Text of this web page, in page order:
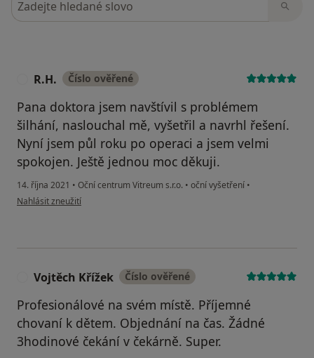
R.H. Číslo ověřené
Pana doktora jsem navštívil s problémem
šilhání, naslouchal mě, vyšetřil a navrhl řešení.
Nyní jsem půl roku po operaci a jsem velmi
spokojen. Ještě jednou moc děkuji.
14. října 2021 • Oční centrum Vitreum s.r.o. • oční vyšetření •
podle názoru uživatele R.H.
Nahlásit zneužití
Vojtěch Křížek Číslo ověřené
Profesionálové na svém místě. Příjemné
chovaní k dětem. Objednání na čas. Žádné
3hodinové čekání v čekárně. Super.